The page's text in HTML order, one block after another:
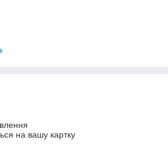
на вашу картку